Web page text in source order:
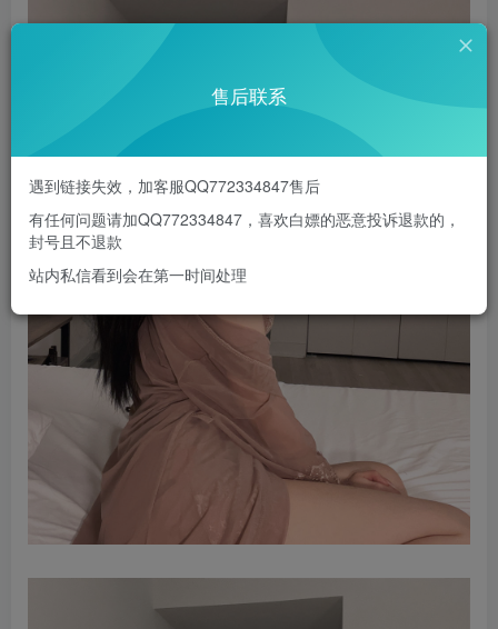
售后联系
遇到链接失效，加客服QQ772334847售后
有任何问题请加QQ772334847，喜欢白嫖的恶意投诉退款的，
封号且不退款
站内私信看到会在第一时间处理